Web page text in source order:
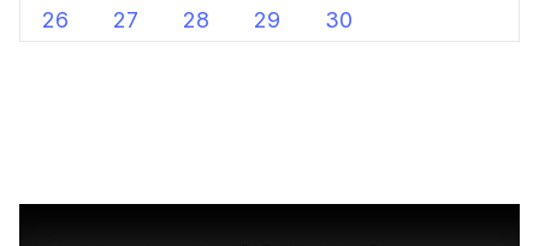
26
27 28 29 30